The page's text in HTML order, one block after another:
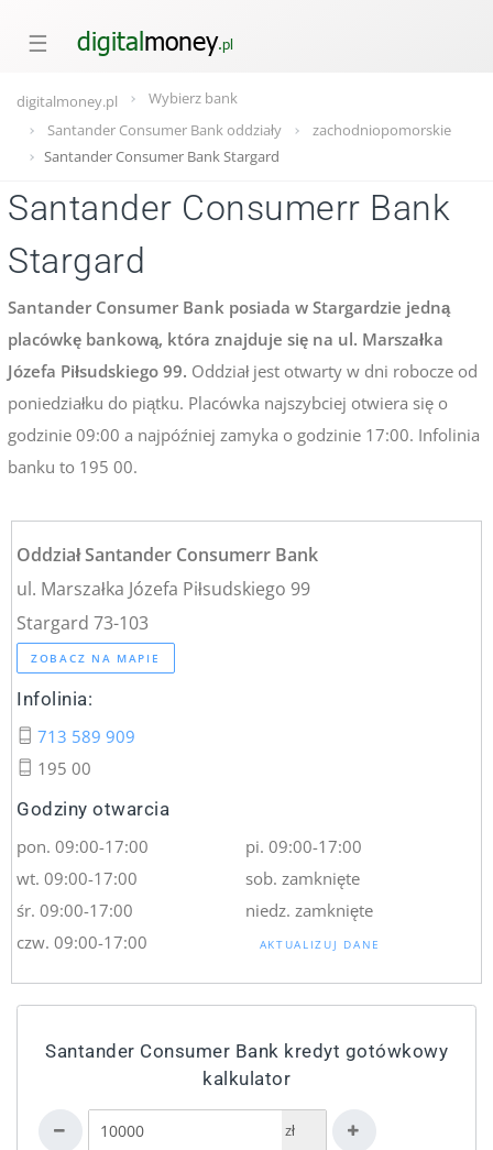
☰
digitalmoney.pl
Wybierz bank
Santander Consumer Bank oddziały
zachodniopomorskie
Santander Consumer Bank Stargard
Santander Consumerr Bank
Stargard
Santander Consumer Bank posiada w Stargardzie jedną
placówkę bankową, która znajduje się na ul. Marszałka
Józefa Piłsudskiego 99. Oddział jest otwarty w dni robocze od
poniedziałku do piątku. Placówka najszybciej otwiera się o
godzinie 09:00 a najpóźniej zamyka o godzinie 17:00. Infolinia
banku to 195 00.
Oddział Santander Consumerr Bank
ul. Marszałka Józefa Piłsudskiego 99
Stargard 73-103
ZOBACZ NA MAPIE
Infolinia:
713 589 909
195 00
Godziny otwarcia
pon. 09:00-17:00
wt. 09:00-17:00
śr. 09:00-17:00
czw. 09:00-17:00
pi. 09:00-17:00
sob. zamknięte
niedz. zamknięte
AKTUALIZUJ DANE
Santander Consumer Bank kredyt gotówkowy
kalkulator
zł